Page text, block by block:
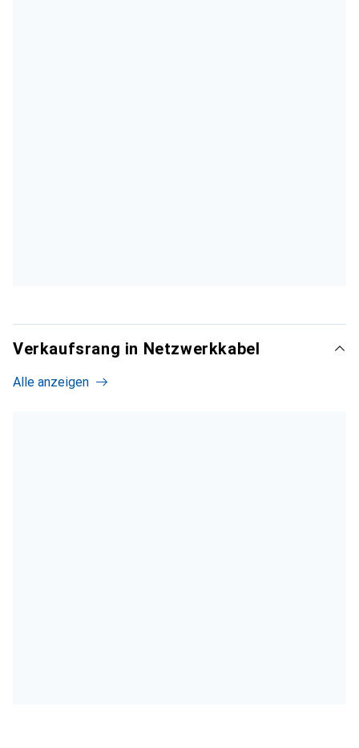
Verkaufsrang in Netzwerkkabel
Alle anzeigen